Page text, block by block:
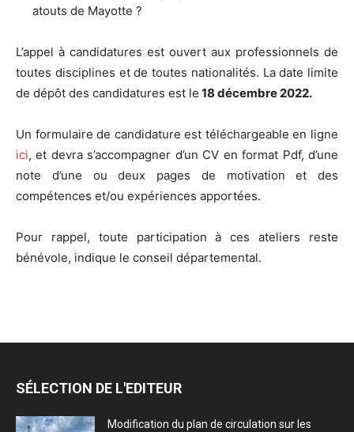
atouts de Mayotte ?
L’appel à candidatures est ouvert aux professionnels de
toutes disciplines et de toutes nationalités. La date limite
de dépôt des candidatures est le 18 décembre 2022.
Un formulaire de candidature est téléchargeable en ligne
ici, et devra s’accompagner d’un CV en format Pdf, d’une
note d’une ou deux pages de motivation et des
compétences et/ou expériences apportées.
Pour rappel, toute participation à ces ateliers reste
bénévole, indique le conseil départemental.
SÉLECTION DE L'EDITEUR
Modification du plan de circulation sur les